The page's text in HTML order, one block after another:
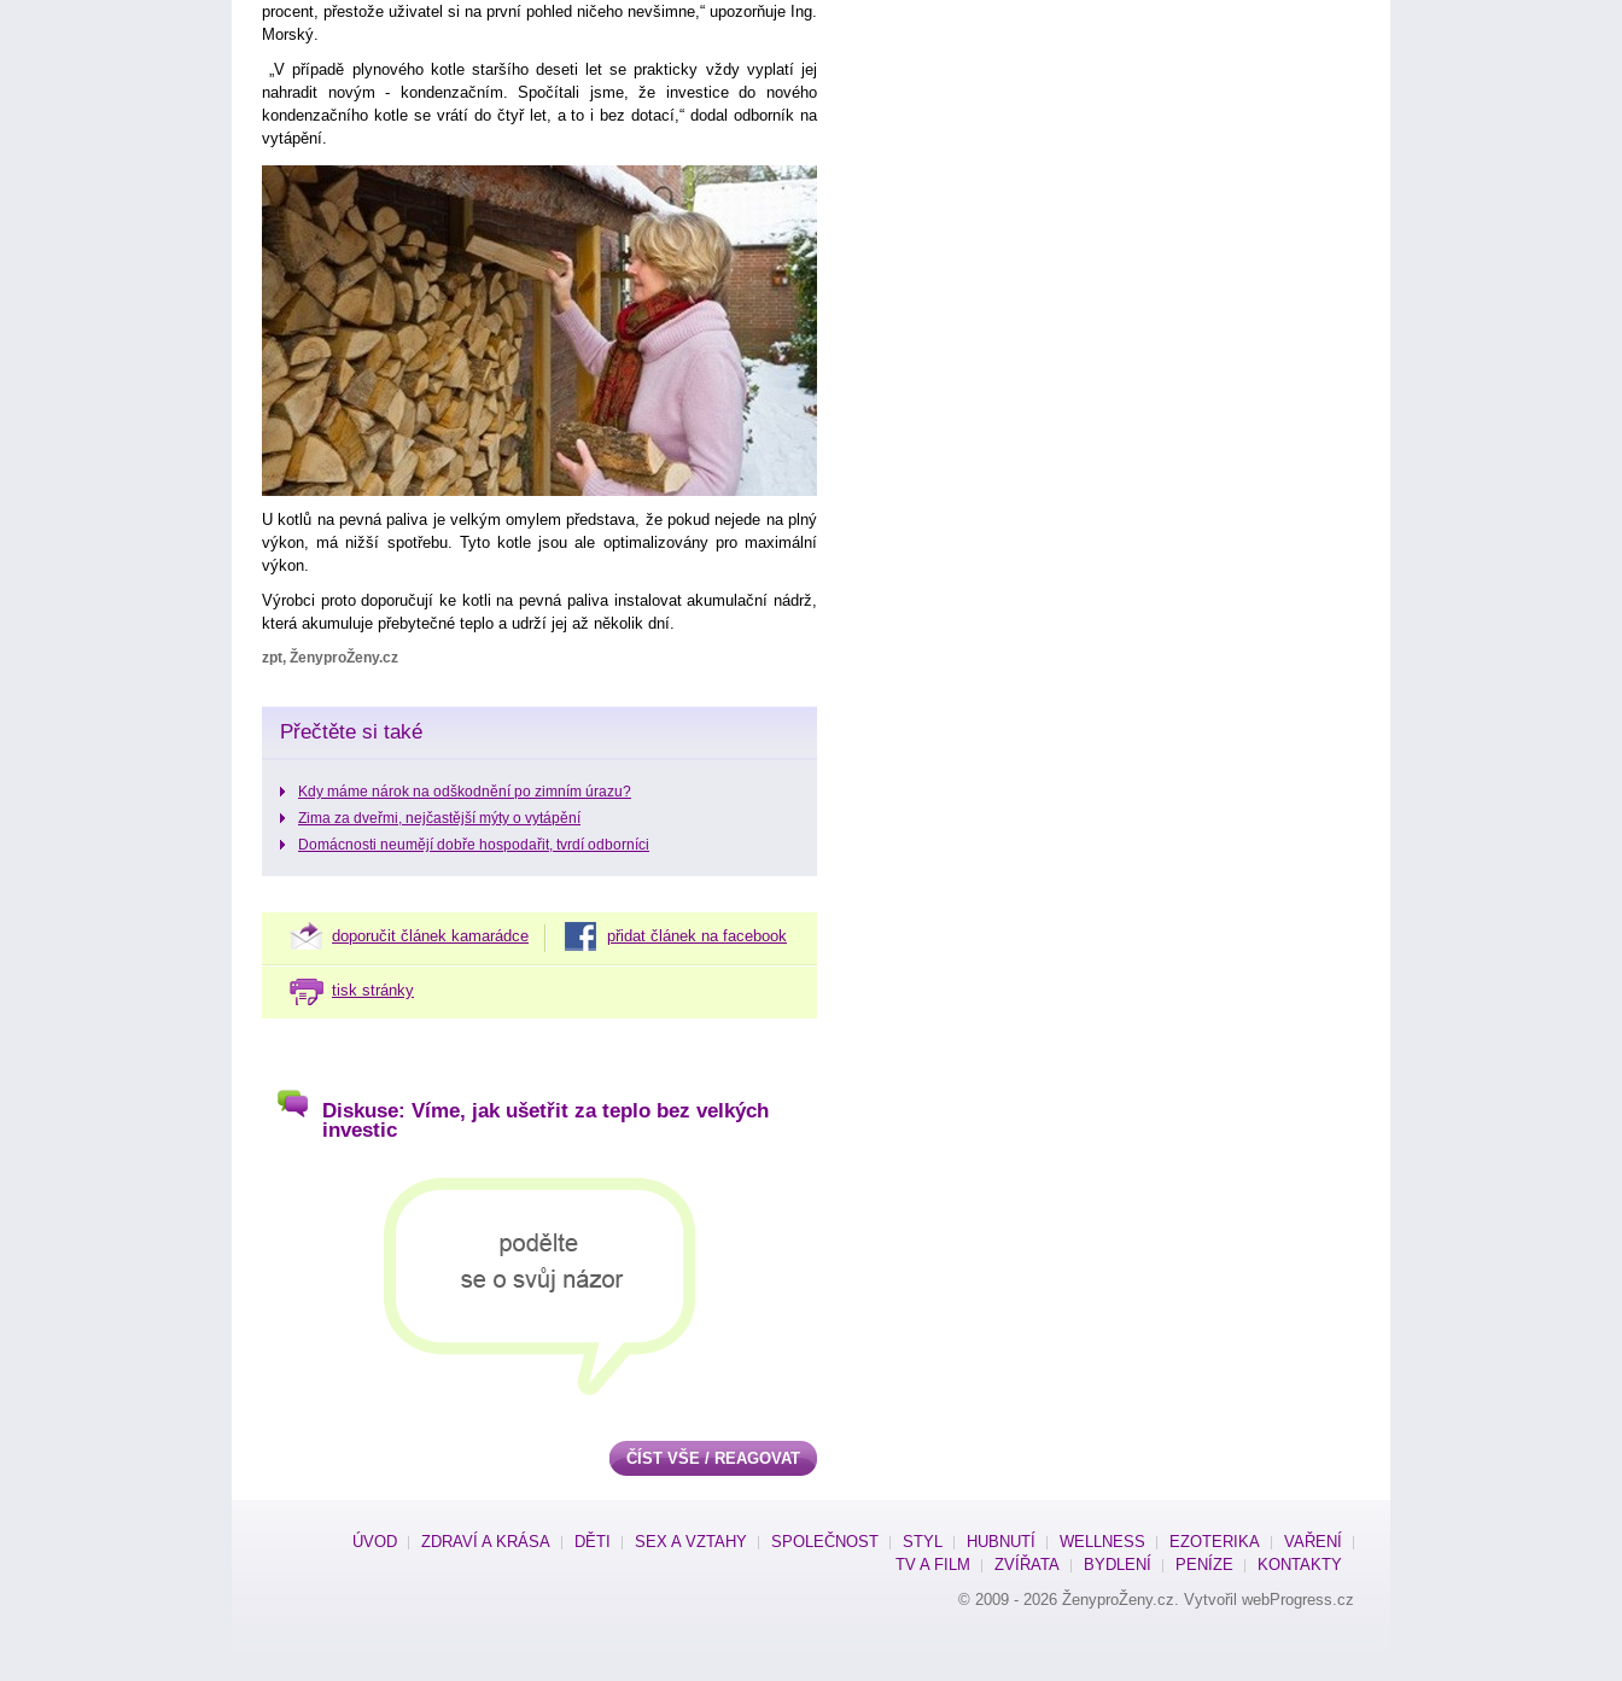
procent, přestože uživatel si na první pohled ničeho nevšimne,“ upozorňuje Ing.
Morský.
„V případě plynového kotle staršího deseti let se prakticky vždy vyplatí jej
nahradit novým - kondenzačním. Spočítali jsme, že investice do nového
kondenzačního kotle se vrátí do čtyř let, a to i bez dotací,“ dodal odborník na
vytápění.
U kotlů na pevná paliva je velkým omylem představa, že pokud nejede na plný
výkon, má nižší spotřebu. Tyto kotle jsou ale optimalizovány pro maximální
výkon.
Výrobci proto doporučují ke kotli na pevná paliva instalovat akumulační nádrž,
která akumuluje přebytečné teplo a udrží jej až několik dní.
zpt, ŽenyproŽeny.cz
Přečtěte si také
Kdy máme nárok na odškodnění po zimním úrazu?
Zima za dveřmi, nejčastější mýty o vytápění
Domácnosti neumějí dobře hospodařit, tvrdí odborníci
doporučit článek kamarádce přidat článek na facebook
tisk stránky
Diskuse: Víme, jak ušetřit za teplo bez velkých
investic
ČÍST VŠE / REAGOVAT
ÚVOD ZDRAVÍ A KRÁSA DĚTI SEX A VZTAHY SPOLEČNOST STYL HUBNUTÍ WELLNESS EZOTERIKA
VAŘENÍ
TV A FILM
ZVÍŘATA BYDLENÍ PENÍZE
KONTAKTY
© 2009 - 2026 ŽenyproŽeny.cz. Vytvořil webProgress.cz